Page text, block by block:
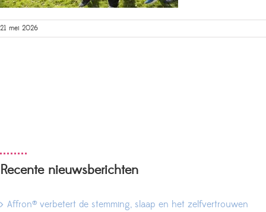
21 mei 2026
Recente nieuwsberichten
Affron® verbetert de stemming, slaap en het zelfvertrouwen